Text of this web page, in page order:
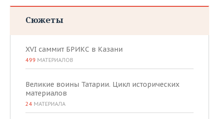
Сюжеты
XVI саммит БРИКС в Казани
499 МАТЕРИАЛОВ
Великие воины Татарии. Цикл исторических
материалов
24 МАТЕРИАЛА